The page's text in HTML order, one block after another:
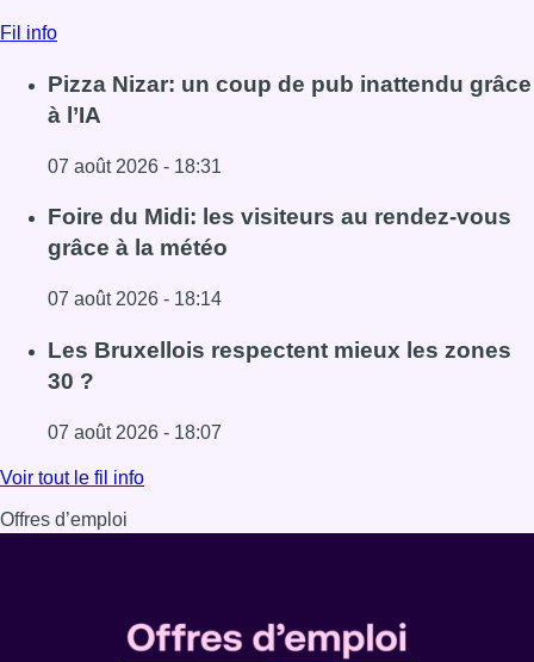
Fil info
Pizza Nizar: un coup de pub inattendu grâce
à l’IA
07 août 2026 - 18:31
Lire l'article Pizza Nizar: un coup de pub inattendu grâce
Foire du Midi: les visiteurs au rendez-vous
grâce à la météo
07 août 2026 - 18:14
Lire l'article Foire du Midi: les visiteurs au rendez-vous
Les Bruxellois respectent mieux les zones
30 ?
07 août 2026 - 18:07
Lire l'article Les Bruxellois respectent mieux les zones 30
Voir tout le fil info
Offres d’emploi